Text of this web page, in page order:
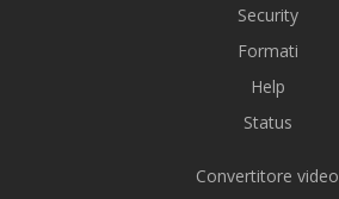
Security
Formati
Help
Status
Convertitore video